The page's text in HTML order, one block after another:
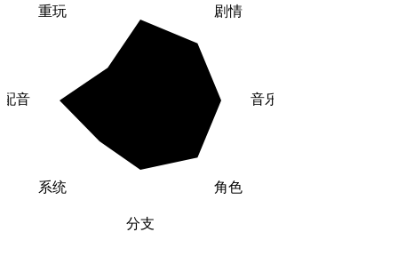
剧情
音乐
角色
分支
系统
配音
重玩